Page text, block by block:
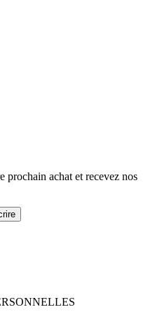
prochain achat et recevez nos